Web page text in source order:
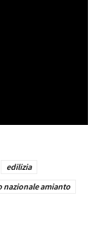
edilizia
nazionale amianto